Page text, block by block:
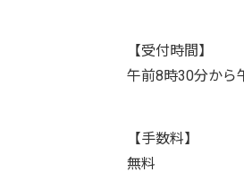
【受付時間】
午前8時30分から
【手数料】
無料